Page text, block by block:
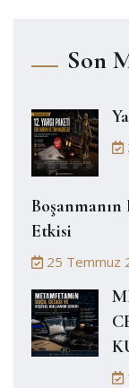
Son
Etkisi
25 Temmuz